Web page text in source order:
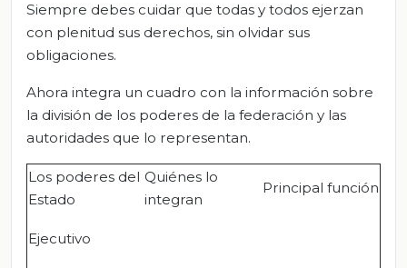
Siempre debes cuidar que todas y todos ejerzan
con plenitud sus derechos, sin olvidar sus
obligaciones.
Ahora integra un cuadro con la información sobre
la división de los poderes de la federación y las
autoridades que lo representan.
Los poderes del
Estado
Quiénes lo
integran
Principal función
Ejecutivo